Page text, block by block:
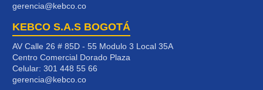
gerencia@kebco.co
KEBCO S.A.S BOGOTÁ
AV Calle 26 # 85D - 55 Modulo 3 Local 35A
Centro Comercial Dorado Plaza
Celular: 301 448 55 66
gerencia@kebco.co